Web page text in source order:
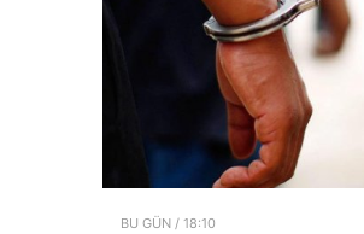
BU GÜN / 18:10